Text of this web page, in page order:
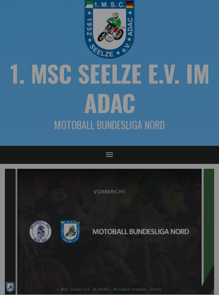
1. MSC SEELZE E.V. IM
ADAC
MOTOBALL BUNDESLIGA NORD